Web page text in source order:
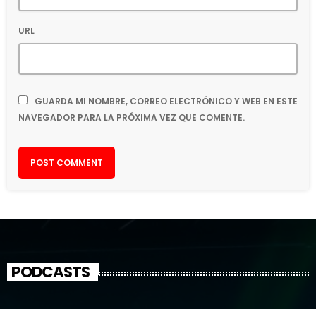
URL
GUARDA MI NOMBRE, CORREO ELECTRÓNICO Y WEB EN ESTE
NAVEGADOR PARA LA PRÓXIMA VEZ QUE COMENTE.
PODCASTS